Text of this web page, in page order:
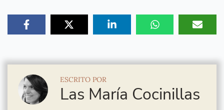
ESCRITO POR
Las María Cocinillas